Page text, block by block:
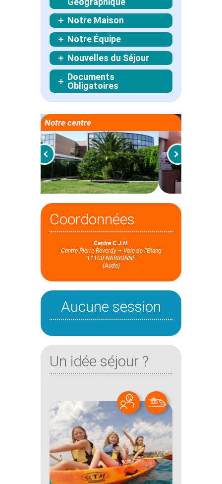
Notre Maison
Notre Équipe
Nouvelles du Séjour
Documents
Obligatoires
Notre centre
Coordonnées
Centre C.J.H.
Centre Pierre Reverdy – Voie de l’Etang
11100 NARBONNE
(Aude)
Aucune session
Un idée séjour ?